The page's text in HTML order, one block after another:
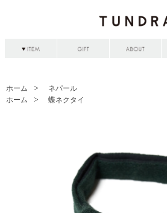
ホーム
ネパール
ホーム
蝶ネクタイ